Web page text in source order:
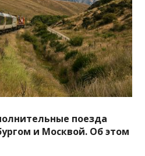
поезда
и Москвой. Об этом